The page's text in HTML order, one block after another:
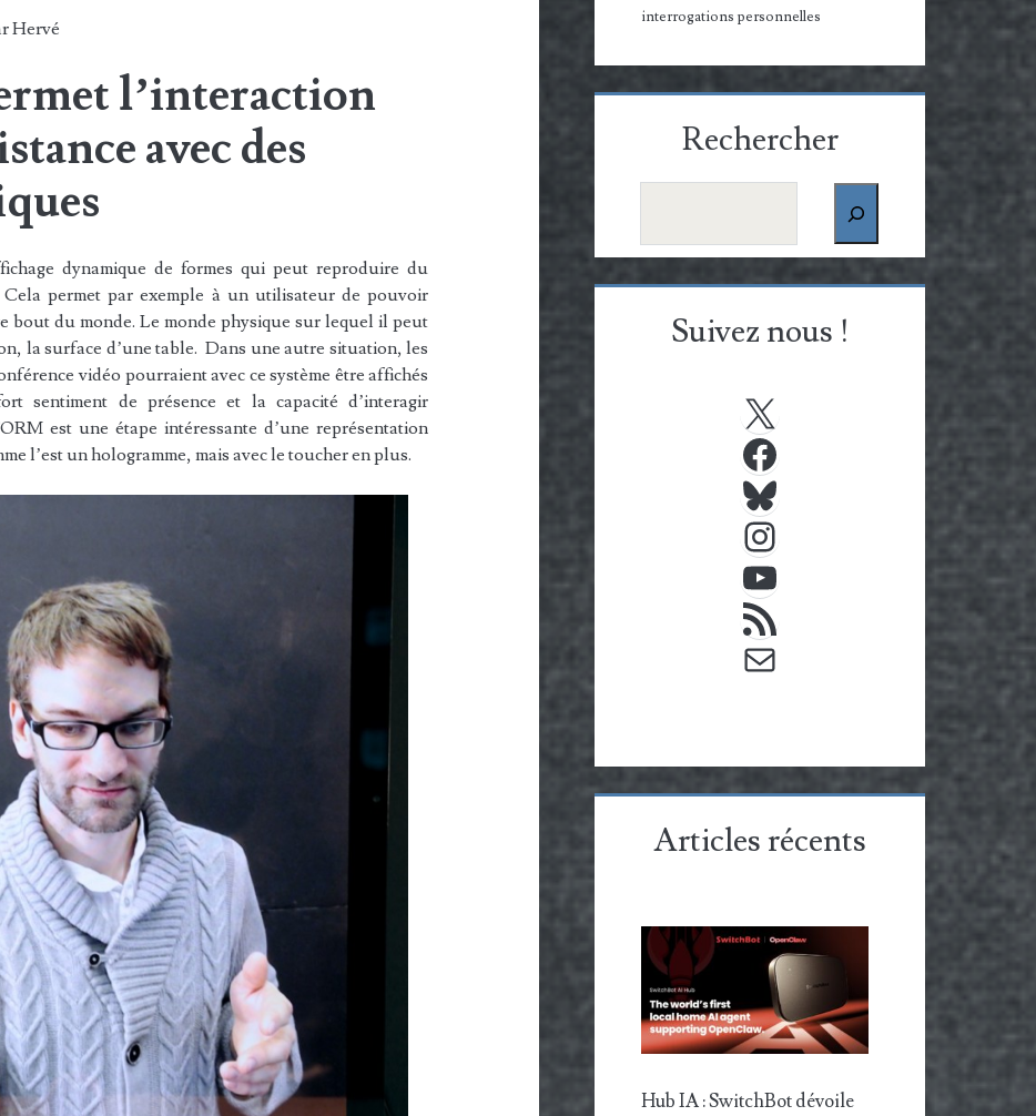
Hervé
l’interaction
avec des
dynamique de formes qui peut reproduire du
permet par exemple à un utilisateur de pouvoir
bout du monde. Le monde physique sur lequel il peut
la surface d’une table. Dans une autre situation, les
vidéo pourraient avec ce système être affichés
sentiment de présence et la capacité d’interagir
est une étape intéressante d’une représentation
l’est un hologramme, mais avec le toucher en plus.
interrogations personnelles
Rechercher
Suivez nous !
Facebook
YouTube
Articles récents
Hub IA : SwitchBot dévoile